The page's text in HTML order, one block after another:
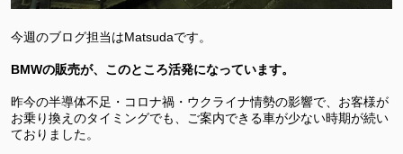
今週のブログ担当はMatsudaです。
BMWの販売が、このところ活発になっています。
昨今の半導体不足・コロナ禍・ウクライナ情勢の影響で、お客様が
お乗り換えのタイミングでも、ご案内できる車が少ない時期が続い
ておりました。